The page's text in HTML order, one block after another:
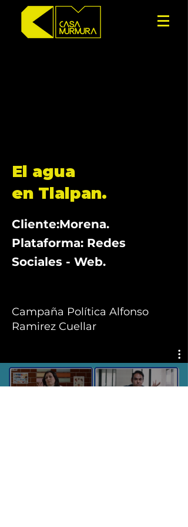
El agua
en Tlalpan.
Cliente:Morena.
Plataforma: Redes
Sociales - Web.
Campaña Política Alfonso
Ramirez Cuellar